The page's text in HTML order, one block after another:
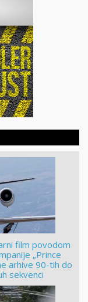
film povodom
„Prince
arhive 90-tih do
sekvenci